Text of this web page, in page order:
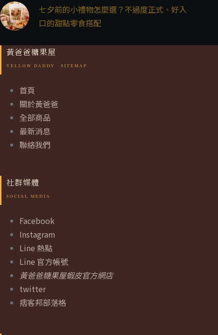
七夕前的小禮物怎麼選？不過度正式、好入
口的甜點零食搭配
黃爸爸糖果屋
首頁
關於黃爸爸
全部商品
最新消息
聯絡我們
社群媒體
Facebook
Instagram
Line 熱點
Line 官方帳號
黃爸爸糖果屋蝦皮官方網店
twitter
痞客邦部落格